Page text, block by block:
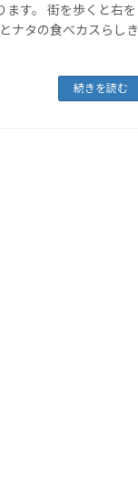
ます。 街を歩くと右を
ナタの食べカスらしき
続きを読む